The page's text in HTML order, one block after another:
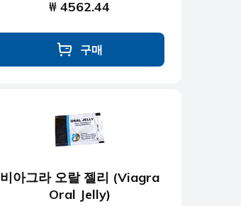
₩ 4562.44
구매
비아그라 오랄 젤리 (Viagra
Oral Jelly)